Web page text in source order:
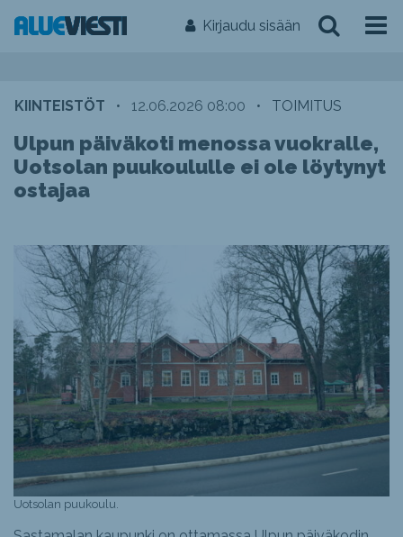
Kirjaudu sisään
KIINTEISTÖT • 12.06.2026 08:00 • TOIMITUS
Ulpun päiväkoti menossa vuokralle,
Uotsolan puukoululle ei ole löytynyt
ostajaa
Uotsolan puukoulu.